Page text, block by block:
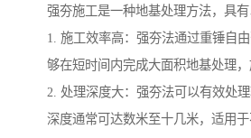
强夯施工是一种地基处理方法，具有
1. 施工效率高：强夯法通过重锤自
够在短时间内完成大面积地基处理，
2. 处理深度大：强夯法可以有效处
深度通常可达数米至十几米，适用于